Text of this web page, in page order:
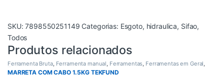
SKU:7898550251149 Categorias: Esgoto, hidraulica, Sifao,
Todos
Produtos relacionados
Ferramenta Bruta, Ferramenta manual Ferramentas Ferramentas em Geral
Todos
MARRETA COM CABO 1.5KG TEKFUND